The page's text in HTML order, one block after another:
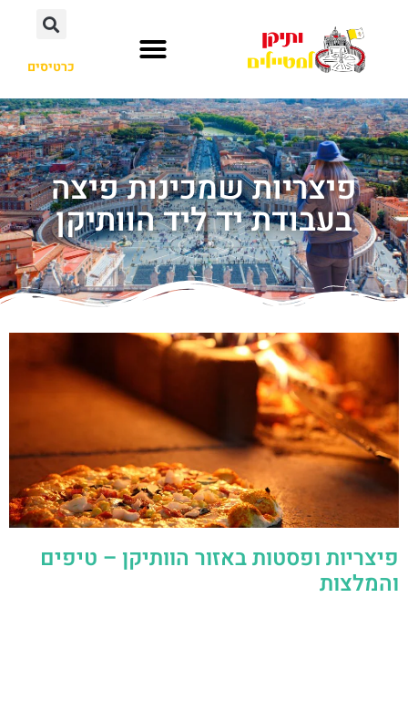
כרטיסים
פיצריות שמכינות פיצה
בעבודת יד ליד הוותיקן
פיצריות ופסטות באזור הוותיקן – טיפים
והמלצות